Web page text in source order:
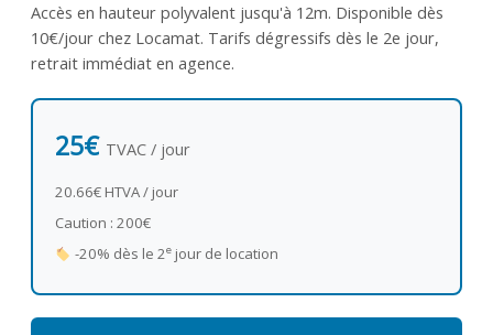
Accès en hauteur polyvalent jusqu'à 12m. Disponible dès
10€/jour chez Locamat. Tarifs dégressifs dès le 2e jour,
retrait immédiat en agence.
25€ TVAC / jour
20.66€ HTVA / jour
Caution : 200€
-20% dès le 2ejour de location